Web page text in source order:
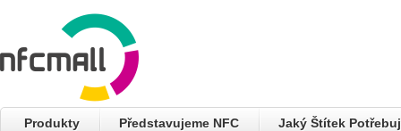
Produkty Představujeme NFC Jaký Štítek